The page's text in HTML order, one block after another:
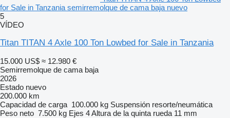
for Sale in Tanzania semirremolque de cama baja nuevo
5
VÍDEO
Titan TITAN 4 Axle 100 Ton Lowbed for Sale in Tanzania
15.000 US$ ≈ 12.980 €
Semirremolque de cama baja
2026
Estado nuevo
200.000 km
Capacidad de carga 100.000 kg Suspensión resorte/neumática
Peso neto 7.500 kg Ejes 4Altura de la quinta rueda 11 mm